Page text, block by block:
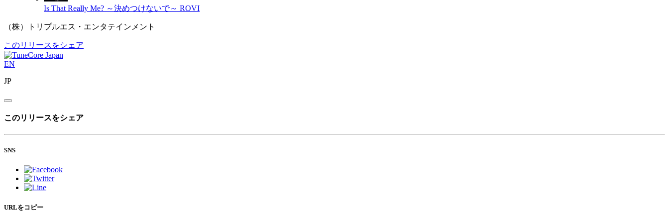
Is That Really Me? ～決めつけないで～ ROVI
（株）トリプルエス・エンタテインメント
このリリースをシェア
EN
JP
このリリースをシェア
SNS
URLをコピー